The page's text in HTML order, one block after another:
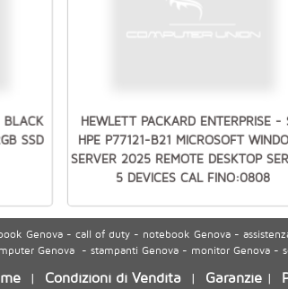
BLACK
SSD
HEWLETT PACKARD ENTERPRISE -
HPE P77121-B21 MICROSOFT
SERVER 2025 REMOTE DESKTOP
5 DEVICES CAL FINO:0808
Genova - call of duty - notebook Genova -
Genova - stampanti Genova - monitor Genova -
| Condizioni di Vendita | Garanzie |